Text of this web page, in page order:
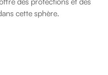
cette sphère.